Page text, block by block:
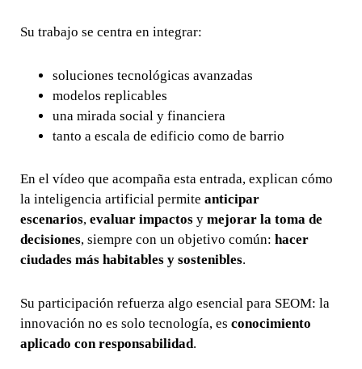
Su trabajo se centra en integrar:
soluciones tecnológicas avanzadas
modelos replicables
una mirada social y financiera
tanto a escala de edificio como de barrio
En el vídeo que acompaña esta entrada, explican cómo
la inteligencia artificial permiteanticipar
escenarios,evaluar impactos ymejorar la toma de
decisiones, siempre con un objetivo común:hacer
ciudades más habitables y sostenibles.
Su participación refuerza algo esencial para SEOM: la
innovación no es solo tecnología, esconocimiento
aplicado con responsabilidad.